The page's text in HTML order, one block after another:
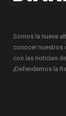
Somos la nueva
conocer nuestros
con las noticias
¡Defendemos la